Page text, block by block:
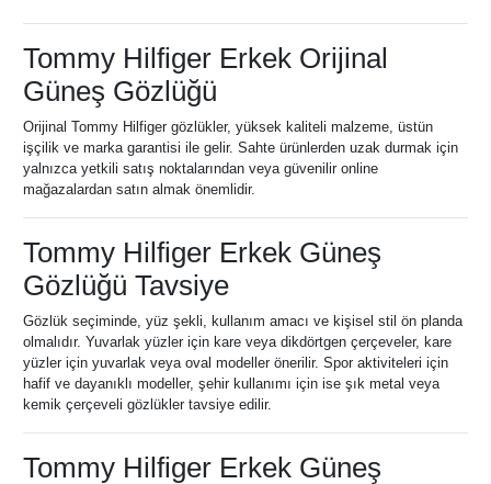
Tommy Hilfiger Erkek Orijinal
Güneş Gözlüğü
Orijinal Tommy Hilfiger gözlükler, yüksek kaliteli malzeme, üstün
işçilik ve marka garantisi ile gelir. Sahte ürünlerden uzak durmak için
yalnızca yetkili satış noktalarından veya güvenilir online
mağazalardan satın almak önemlidir.
Tommy Hilfiger Erkek Güneş
Gözlüğü Tavsiye
Gözlük seçiminde, yüz şekli, kullanım amacı ve kişisel stil ön planda
olmalıdır. Yuvarlak yüzler için kare veya dikdörtgen çerçeveler, kare
yüzler için yuvarlak veya oval modeller önerilir. Spor aktiviteleri için
hafif ve dayanıklı modeller, şehir kullanımı için ise şık metal veya
kemik çerçeveli gözlükler tavsiye edilir.
Tommy Hilfiger Erkek Güneş